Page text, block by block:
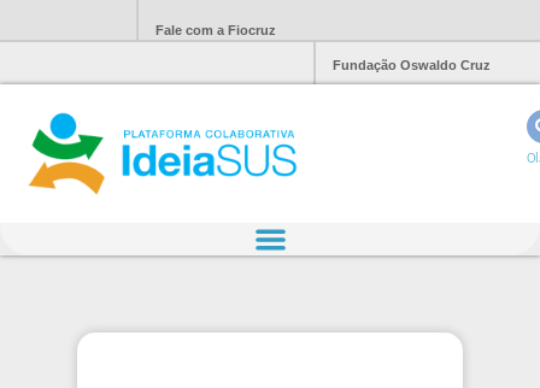
Fale com a Fiocruz
Fundação Oswaldo Cruz